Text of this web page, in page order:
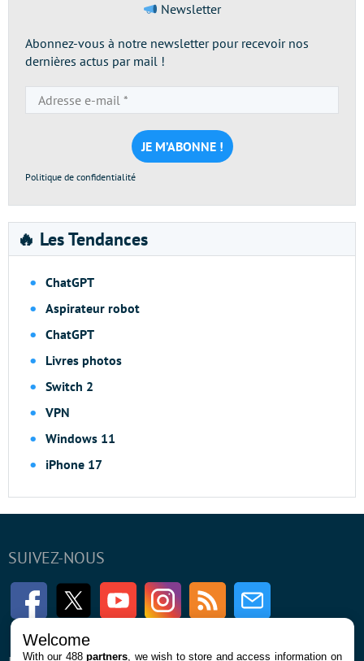
Newsletter
Abonnez-vous à notre newsletter pour recevoir nos
dernières actus par mail !
e-
mail
*
Politique de confidentialité
🔥 Les Tendances
ChatGPT
Aspirateur robot
ChatGPT
Livres photos
Switch 2
VPN
Windows 11
iPhone 17
SUIVEZ-NOUS
FacebookTwitter Youtube InstagramRSS Newsletter
Welcome
With our 488partners , we wish to store and access information on